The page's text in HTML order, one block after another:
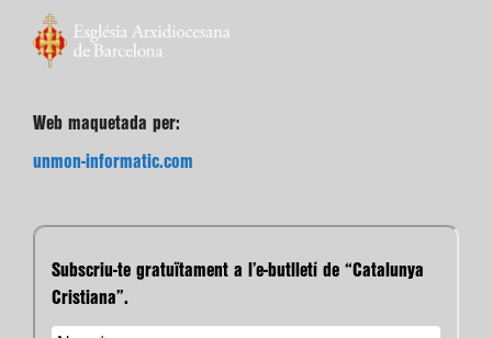
Web maquetada per:
unmon-informatic.com
Subscriu-te gratuïtament a l’e-butlletí de “Catalunya
Cristiana”.